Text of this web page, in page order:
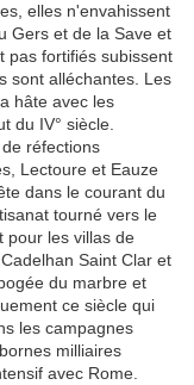
elles n'envahissent
Gers et de la Save et
pas fortifiés subissent
sont alléchantes. Les
hâte avec les
du IV° siècle.
réfections
Lectoure et Eauze
dans le courant du
tourné vers le
pour les villas de
Saint Clar et
du marbre et
ce siècle qui
les campagnes
milliaires
avec Rome.